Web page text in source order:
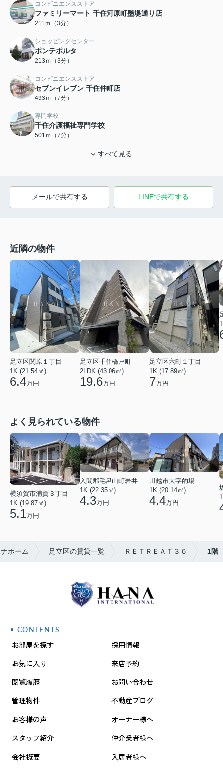
コンビニエンスストア
ファミリーマート 千住河原町墨堤通り店
211ｍ（3分）
ショッピングセンター
ポンテポルタ
213ｍ（3分）
コンビニエンスストア
セブンイレブン 千住仲町店
493ｍ（7分）
専門学校
千住介護福祉専門学校
501ｍ（7分）
すべて見る
メールで共有する LINEで共有する
近隣の物件
足立区関原１丁目
1K (21.54㎡)
6.4万円
足立区千住橋戸町
2LDK (43.06㎡)
19.6万円
足立区六町１丁目
1K (17.89㎡)
7万円
よく見られている物件
横須賀市浦賀３丁目
1K (19.87㎡)
5.1万円
入間郡毛呂山町岩井西１丁目
1K (22.35㎡)
4.3万円
川越市大字的場
1K (20.14㎡)
4.4万円
ホーム 足立区の賃貸一覧 ＲＥＴＲＥＡＴ３６ 1階
CONTENTS
お部屋を探す
お気に入り
閲覧履歴
管理物件
お客様の声
スタッフ紹介
会社概要
採用情報
来店予約
お問い合わせ
不動産ブログ
オーナー様へ
仲介業者様へ
入居者様へ